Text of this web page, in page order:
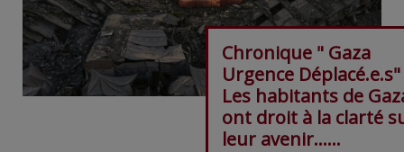
Chronique " Gaza
Urgence
Les habitants de
ont droit à la clarté
leur avenir……